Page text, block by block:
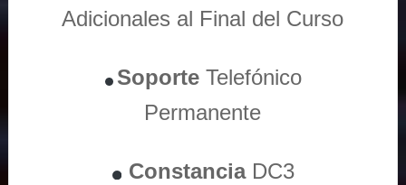
Adicionales al Final del Curso
Soporte Telefónico
Permanente
ConstanciaDC3